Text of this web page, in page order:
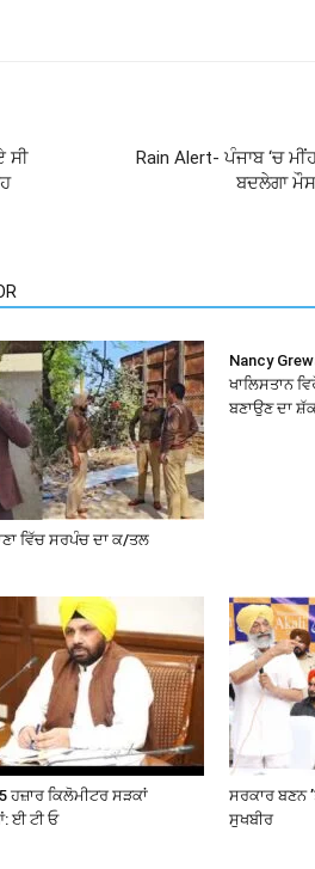
ਸੀ
Rain Alert- ਪੰਜਾਬ ‘ਚ
ਬਦਲੇਗਾ
ਵਿੱਚ ਸਰਪੰਚ ਦਾ ਕ/ਤਲ
Nancy
ਖਾਲਿਸਤਾਨ
ਬਣਾਉਣ ਦਾ
ਹਜ਼ਾਰ ਕਿਲੋਮੀਟਰ ਸੜਕਾਂ
ਈ ਟੀ ਓ
ਸਰਕਾਰ ਬਣਨ
ਸੁਖਬੀਰ